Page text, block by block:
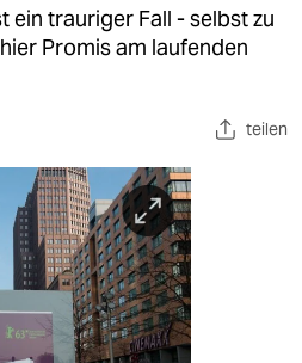
ein trauriger Fall - selbst zu
Promis am laufenden
teilen